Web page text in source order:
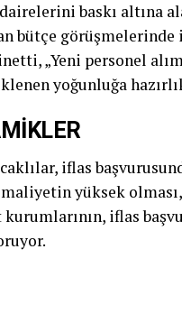
baskı altına
bütçe
„Yeni personel
yoğunluğa
iflas
yüksek
iflas